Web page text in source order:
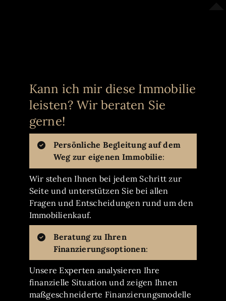
Kann ich mir diese Immobilie
leisten? Wir beraten Sie
gerne!
Persönliche Begleitung auf dem
Weg zur eigenen Immobilie:
Wir stehen Ihnen bei jedem Schritt zur
Seite und unterstützen Sie bei allen
Fragen und Entscheidungen rund um den
Immobilienkauf.
Beratung zu Ihren
Finanzierungsoptionen:
Unsere Experten analysieren Ihre
finanzielle Situation und zeigen Ihnen
maßgeschneiderte Finanzierungsmodelle